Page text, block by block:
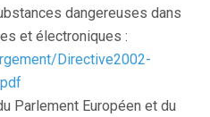
dangereuses dans
et électroniques :
Directive2002-
Parlement Européen et du